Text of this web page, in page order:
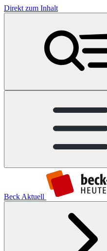
Direkt zum Inhalt
Beck Aktuell